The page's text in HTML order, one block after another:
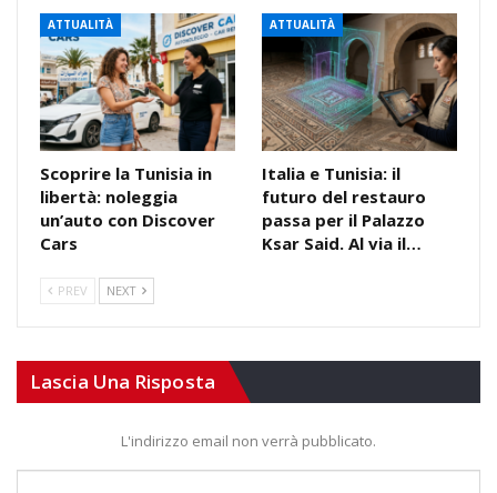
ATTUALITÀ
Scoprire la Tunisia in
libertà: noleggia
un’auto con Discover
Cars
ATTUALITÀ
Italia e Tunisia: il
futuro del restauro
passa per il Palazzo
Ksar Said. Al via il…
PREV NEXT
Lascia Una Risposta
L'indirizzo email non verrà pubblicato.